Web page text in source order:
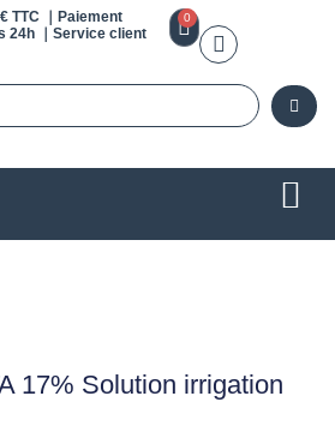
TTC ｜Paiement
24h ｜Service client
0
17% Solution irrigation